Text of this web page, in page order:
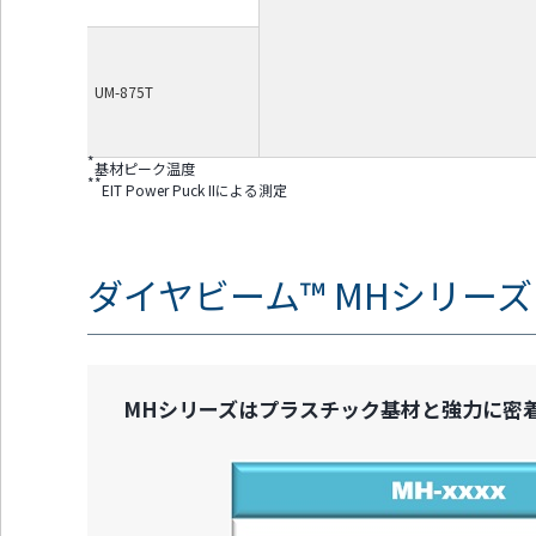
UM-875T
*基材ピーク温度
**EIT Power Puck IIによる測定
ダイヤビーム™ MHシリー
MHシリーズはプラスチック基材と強力に